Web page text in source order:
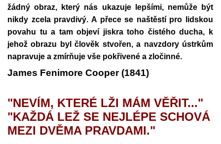
žádný obraz, který nás ukazuje lepšími, nemůže být
nikdy zcela pravdivý. A přece se naštěstí pro lidskou
povahu tu a tam objeví jiskra toho čistého ducha, k
jehož obrazu byl člověk stvořen, a navzdory ústrkům
napravuje a zmírňuje vše pokřivené a zločinné.
James Fenimore Cooper (1841)
"NEVÍM, KTERÉ LŽI MÁM VĚŘIT..."
"KAŽDÁ LEŽ SE NEJLÉPE SCHOVÁ
MEZI DVĚMA PRAVDAMI."